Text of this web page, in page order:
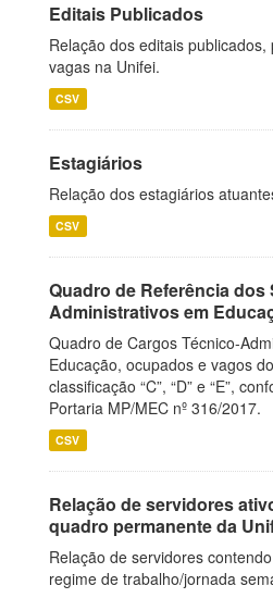
Editais Publicados
Relação dos editais
vagas na Unifei.
CSV
Estagiários
Relação dos estagiários
CSV
Quadro de Referência
Administrativos em
Quadro de Cargos Técnico-
Educação, ocupados e vagos
classificação “C”, “D” e “E”,
Portaria MP/MEC nº 316/2017.
CSV
Relação de servidores
quadro permanente da
Relação de servidores
regime de trabalho/jornada